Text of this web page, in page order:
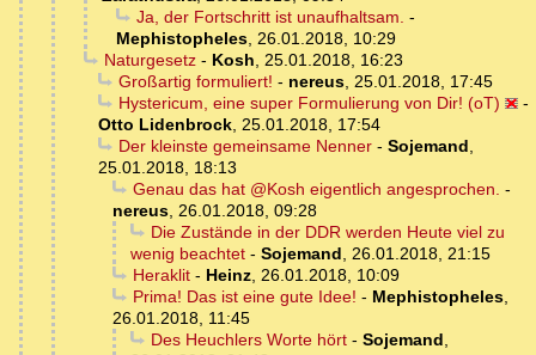
Ja, der Fortschritt ist unaufhaltsam. -
Mephistopheles, 26.01.2018, 10:29
Naturgesetz- Kosh, 25.01.2018, 16:23
Großartig formuliert! - nereus, 25.01.2018, 17:45
Hystericum, eine super Formulierung von Dir! (oT)
-
Otto Lidenbrock, 25.01.2018, 17:54
Der kleinste gemeinsame Nenner- Sojemand,
25.01.2018, 18:13
Genau das hat @Kosh eigentlich angesprochen. -
nereus, 26.01.2018, 09:28
Die Zustände in der DDR werden Heute viel zu
wenig beachtet - Sojemand, 26.01.2018, 21:15
Heraklit- Heinz, 26.01.2018, 10:09
Prima! Das ist eine gute Idee! - Mephistopheles,
26.01.2018, 11:45
Des Heuchlers Worte hört- Sojemand,